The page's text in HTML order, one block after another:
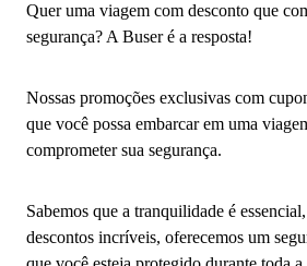
Quer uma viagem com desconto que
segurança? A Buser é a resposta!
Nossas promoções exclusivas com
que você possa embarcar em uma
comprometer sua segurança.
Sabemos que a tranquilidade é
descontos incríveis, oferecemos um